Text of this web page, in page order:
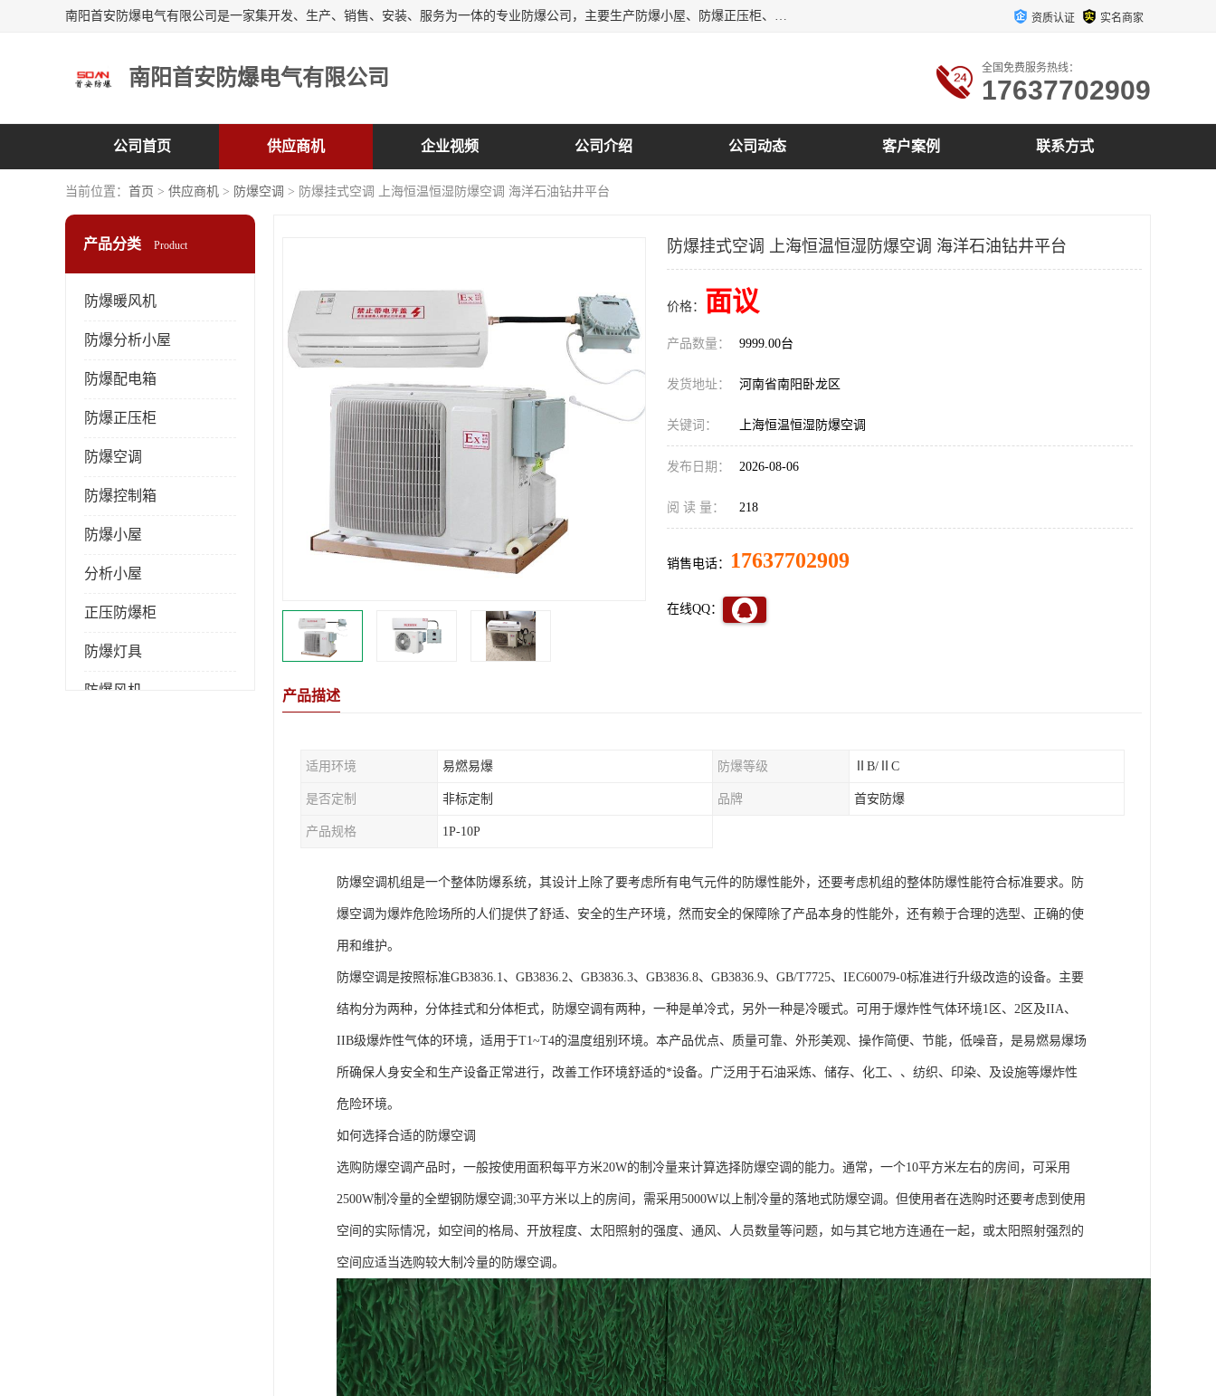
南阳首安防爆电气有限公司是一家集开发、生产、销售、安装、服务为一体的专业防爆公司，主要生产防爆小屋、防爆正压柜、防爆空调、防爆控制箱、防爆配电箱（柜），防爆正压系列，防爆灯具，防爆风机，防爆管件，粉尘防爆，防腐防尘防水等百余系列上千种防爆产品。 资质认证 实名商家
南阳首安防爆电气有限公司 全国免费服务热线：
17637702909
公司首页 供应商机 企业视频 公司介绍 公司动态 客户案例 联系方式
当前位置： 首页 > 供应商机 > 防爆空调 > 防爆挂式空调 上海恒温恒湿防爆空调 海洋石油钻井平台
产品分类 Product
防爆暖风机
防爆分析小屋
防爆配电箱
防爆正压柜
防爆空调
防爆控制箱
防爆小屋
分析小屋
正压防爆柜
防爆灯具
防爆风机
防爆挂式空调 上海恒温恒湿防爆空调 海洋石油钻井平台
价格： 面议
产品数量： 9999.00台
发货地址： 河南省南阳卧龙区
关键词： 上海恒温恒湿防爆空调
发布日期： 2026-08-06
阅 读 量： 218
销售电话： 17637702909
在线QQ：
产品描述
适用环境 易燃易爆 防爆等级 ⅡB/ⅡC
是否定制 非标定制 品牌 首安防爆
产品规格 1P-10P
防爆空调机组是一个整体防爆系统，其设计上除了要考虑所有电气元件的防爆性能外，还要考虑机组的整体防爆性能符合标准要求。防
爆空调为爆炸危险场所的人们提供了舒适、安全的生产环境，然而安全的保障除了产品本身的性能外，还有赖于合理的选型、正确的使
用和维护。
防爆空调是按照标准GB3836.1、GB3836.2、GB3836.3、GB3836.8、GB3836.9、GB/T7725、IEC60079-0标准进行升级改造的设备。主要
结构分为两种，分体挂式和分体柜式，防爆空调有两种，一种是单冷式，另外一种是冷暖式。可用于爆炸性气体环境1区、2区及IIA、
IIB级爆炸性气体的环境，适用于T1~T4的温度组别环境。本产品优点、质量可靠、外形美观、操作简便、节能，低噪音，是易燃易爆场
所确保人身安全和生产设备正常进行，改善工作环境舒适的*设备。广泛用于石油采炼、储存、化工、、纺织、印染、及设施等爆炸性
危险环境。
如何选择合适的防爆空调
选购防爆空调产品时，一般按使用面积每平方米20W的制冷量来计算选择防爆空调的能力。通常，一个10平方米左右的房间，可采用
2500W制冷量的全塑钢防爆空调;30平方米以上的房间，需采用5000W以上制冷量的落地式防爆空调。但使用者在选购时还要考虑到使用
空间的实际情况，如空间的格局、开放程度、太阳照射的强度、通风、人员数量等问题，如与其它地方连通在一起，或太阳照射强烈的
空间应适当选购较大制冷量的防爆空调。